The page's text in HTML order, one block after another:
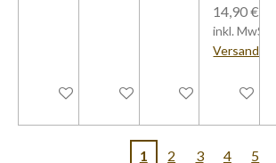
In den WarenkorbIn den WarenkorbIn den Warenkorb
14,90 €
inkl. MwSt
In den
1 2 3 4 5